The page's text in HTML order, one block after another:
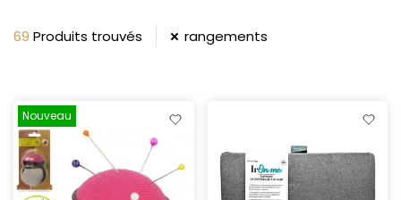
69 Produits trouvés rangements
Nouveau